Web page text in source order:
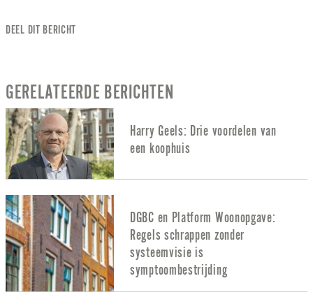
DEEL DIT BERICHT
GERELATEERDE BERICHTEN
Harry Geels: Drie voordelen van
een koophuis
DGBC en Platform Woonopgave:
Regels schrappen zonder
systeemvisie is
symptoombestrijding